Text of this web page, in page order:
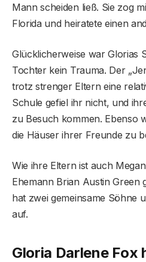
Mann scheiden ließ. Sie zog
Florida und heiratete einen
Glücklicherweise war Glorias
Tochter kein Trauma. Der
trotz strenger Eltern eine
Schule gefiel ihr nicht, und
zu Besuch kommen. Ebenso
die Häuser ihrer Freunde zu
Wie ihre Eltern ist auch
Ehemann Brian Austin Green
hat zwei gemeinsame Söhne
auf.
Gloria Darlene Fox